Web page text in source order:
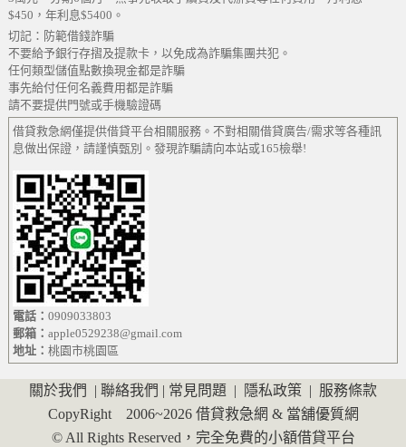
$450，年利息$5400。
切記：防範借錢詐騙
不要給予銀行存摺及提款卡，以免成為詐騙集團共犯。
任何類型儲值點數換現金都是詐騙
事先給付任何名義費用都是詐騙
請不要提供門號或手機驗證碼
借貸救急網僅提供借貸平台相關服務。不對相關借貸廣告/需求等各種訊
息做出保證，請謹慎甄別。發現詐騙請向本站或165檢舉!
電話：0909033803
郵箱：apple0529238@gmail.com
地址：桃園市桃園區
關於我們 聯絡我們 常見問題 隱私政策
服務條款
CopyRight 2006~2026 借貸救急網 & 當舖優質網
© All Rights Reserved，完全免費的小額借貸平台